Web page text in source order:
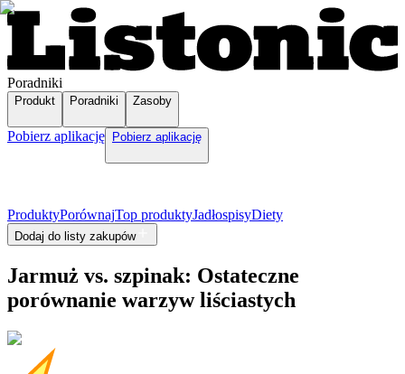
Poradniki
Produkt Poradniki Zasoby
Pobierz aplikację Pobierz aplikację
ProduktyPorównajTop produktyJadłospisyDiety
Dodaj do listy zakupów
Jarmuż vs. szpinak: Ostateczne
porównanie warzyw liściastych